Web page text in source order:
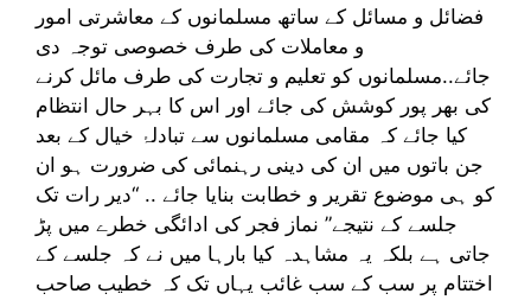
فضائل و مسائل کے ساتھ مسلمانوں کے معاشرتی امور
و معاملات کی طرف خصوصی توجہ دی
جائے..مسلمانوں کو تعلیم و تجارت کی طرف مائل کرنے
کی بھر پور کوشش کی جائے اور اس کا بہر حال انتظام
کیا جائے کہ مقامی مسلمانوں سے تبادلۂ خیال کے بعد
جن باتوں میں ان کی دینی رہنمائی کی ضرورت ہو ان
کو ہی موضوع تقریر و خطابت بنایا جائے .. “دیر رات تک
جلسے کے نتیجے” نماز فجر کی ادائگی خطرے میں پڑ
جاتی ہے بلکہ یہ مشاہدہ کیا بارہا میں نے کہ جلسے کے
اختتام پر سب کے سب غائب یہاں تک کہ خطیب صاحب